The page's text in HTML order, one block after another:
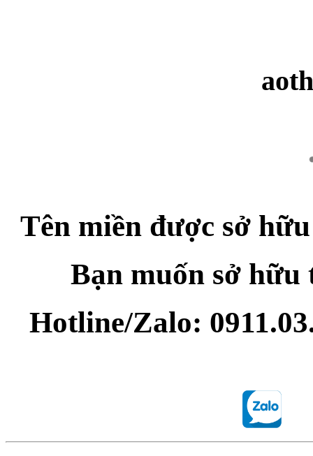
Tên miền được sở
Bạn muốn sở hữu
Hotline/Zalo: